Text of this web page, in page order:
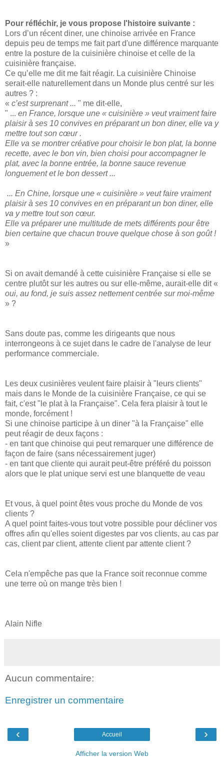
Pour réfléchir, je vous propose l'histoire suivante :
Lors d’un récent diner, une chinoise arrivée en France
depuis peu de temps me fait part d'une différence marquante
entre la posture de la cuisinière chinoise et celle de la
cuisinière française.
Ce qu’elle me dit me fait réagir. La cuisinière Chinoise
serait-elle naturellement dans un Monde plus centré sur les
autres ? :
« c’est surprenant ... " me dit-elle,
" ... en France, lorsque une « cuisinière » veut vraiment faire
plaisir à ses 10 convives en préparant un bon diner, elle va y
mettre tout son cœur .
Elle va se montrer créative pour choisir le bon plat, la bonne
recette, avec le bon vin, bien choisi pour accompagner le
plat, avec la bonne entrée, la bonne sauce revenue
longuement et le bon dessert ...
... En Chine, lorsque une « cuisinière » veut faire vraiment
plaisir à ses 10 convives en en préparant un bon diner, elle
va y mettre tout son cœur.
Elle va préparer une multitude de mets différents pour être
bien certaine que chacun trouve quelque chose à son goût !
»
Si on avait demandé à cette cuisinière Française si elle se
centre plutôt sur les autres ou sur elle-même, aurait-elle dit «
oui, au fond, je suis assez nettement centrée sur moi-même
» ?
Sans doute pas, comme les dirigeants que nous
interrongeons à ce sujet dans le cadre de l'analyse de leur
performance commerciale.
Les deux cusinières veulent faire plaisir à "leurs clients"
mais dans le Monde de la cuisinière Française, ce qui se
fait, c'est "le plat à la Française". Cela fera plaisir à tout le
monde, forcément !
Si une chinoise participe à un diner "à la Française" elle
peut réagir de deux façons :
- en tant que chinoise qui peut remarquer une différence de
façon de faire (sans nécessairement juger)
- en tant que cliente qui aurait peut-être préféré du poisson
alors que le plat unique servi est une blanquette de veau
Et vous, à quel point êtes vous proche du Monde de vos
clients ?
A quel point faites-vous tout votre possible pour décliner vos
offres afin qu'elles soient digestes par vos clients, au cas par
cas, client par client, attente client par attente client ?
Cela n'empêche pas que la France soit reconnue comme
une terre où on mange très bien !
Alain Nifle
Aucun commentaire:
Enregistrer un commentaire
‹ ›
Accueil
Afficher la version Web